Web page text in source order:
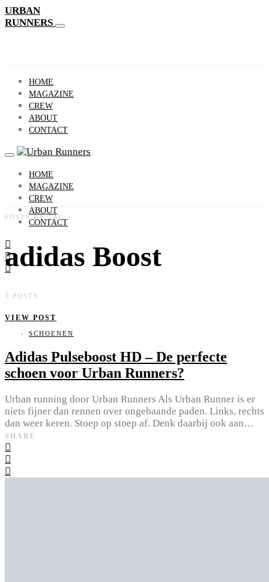
URBAN
RUNNERS
HOME
MAGAZINE
CREW
ABOUT
CONTACT
HOME
MAGAZINE
CREW
ABOUT
CONTACT
POSTS BY TAG
adidas Boost
3 POSTS
VIEW POST
SCHOENEN
Adidas Pulseboost HD – De perfecte
schoen voor Urban Runners?
Urban running door Urban Runners Als Urban Runner is er
niets fijner dan rennen over ongebaande paden. Links, rechts
dan weer keren. Stoep op stoep af. Denk daarbij ook aan…
SHARE